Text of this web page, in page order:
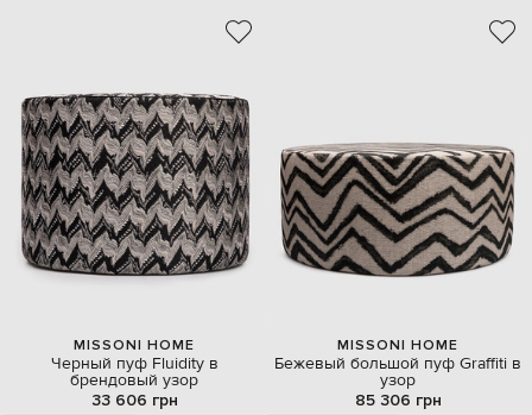
MISSONI HOME
Черный пуф Fluidity в
брендовый узор
33 606 грн
MISSONI HOME
Бежевый большой пуф Graffiti в
узор
85 306 грн